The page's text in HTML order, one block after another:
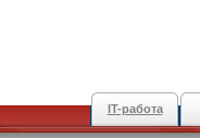
IT-работа